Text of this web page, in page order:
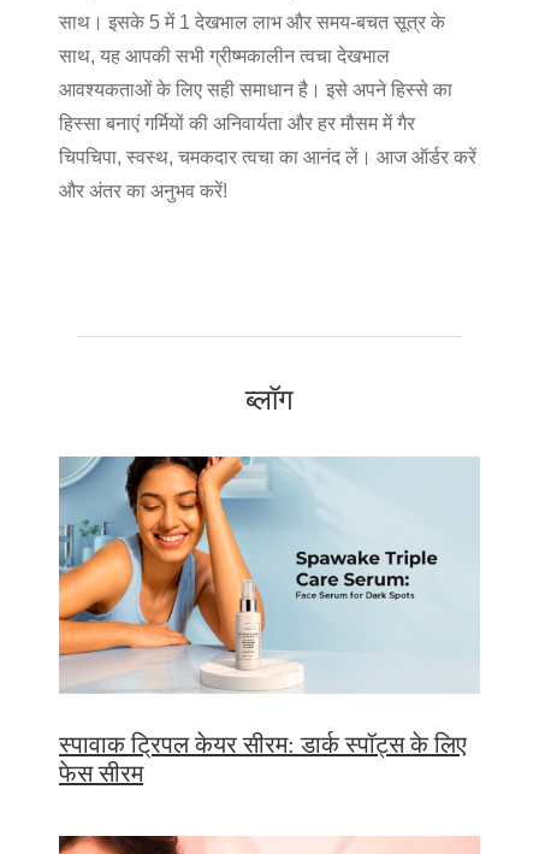
साथ। इसके 5 में 1 देखभाल लाभ और समय-बचत सूत्र के
साथ, यह आपकी सभी ग्रीष्मकालीन त्वचा देखभाल
आवश्यकताओं के लिए सही समाधान है। इसे अपने हिस्से का
हिस्सा बनाएं गर्मियों की अनिवार्यता और हर मौसम में गैर
चिपचिपा, स्वस्थ, चमकदार त्वचा का आनंद लें। आज ऑर्डर करें
और अंतर का अनुभव करें!
ब्लॉग
स्पावाक ट्रिपल केयर सीरम: डार्क स्पॉट्स के लिए
फेस सीरम